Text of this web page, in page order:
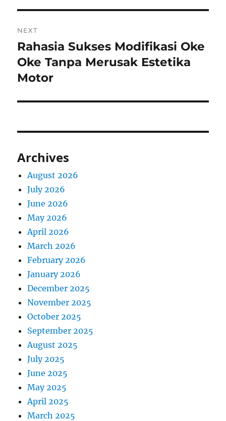
NEXT
Next
post:
Rahasia Sukses Modifikasi Oke
Oke Tanpa Merusak Estetika
Motor
Archives
August 2026
July 2026
June 2026
May 2026
April 2026
March 2026
February 2026
January 2026
December 2025
November 2025
October 2025
September 2025
August 2025
July 2025
June 2025
May 2025
April 2025
March 2025